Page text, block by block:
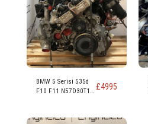
BMW 5 Serisi 535d
F10 F11 N57D30T1
Dizel Motor
£4995